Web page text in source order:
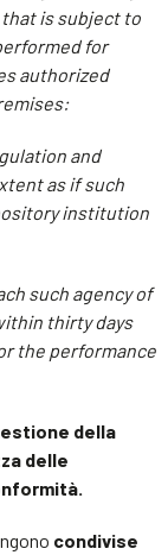
is subject to
for
authorized
and
as if such
institution
such agency of
thirty days
the performance
della
delle
condivise